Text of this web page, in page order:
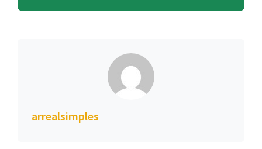
arrealsimples